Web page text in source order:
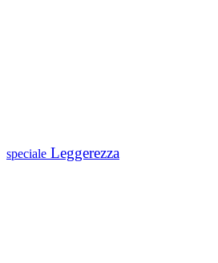
speciale Leggerezza